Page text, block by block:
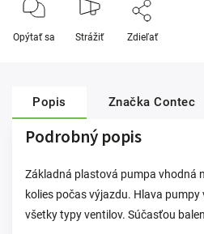
Opýtať sa Strážiť Zdieľať
Popis Značka Contec
Podrobný popis
Základná plastová pumpa vhodná
kolies počas výjazdu. Hlava
všetky typy ventilov. Súčasťou